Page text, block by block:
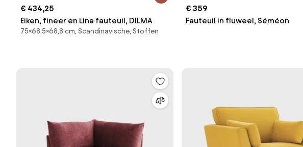
€ 434,25
Eiken, fineer en Lina fauteuil, DILMA
75×68,5×68,8 cm, Scandinavische, Stoffen
€ 359
Fauteuil in fluweel, Séméon